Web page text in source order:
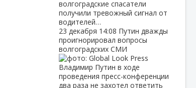
волгоградские спасатели
получили тревожный сигнал от
водителей…
23 декабря 14:08 Путин дважды
проигнорировал вопросы
волгоградских СМИ
Владимир Путин в ходе
проведения пресс-конференции
два раза не захотел ответить